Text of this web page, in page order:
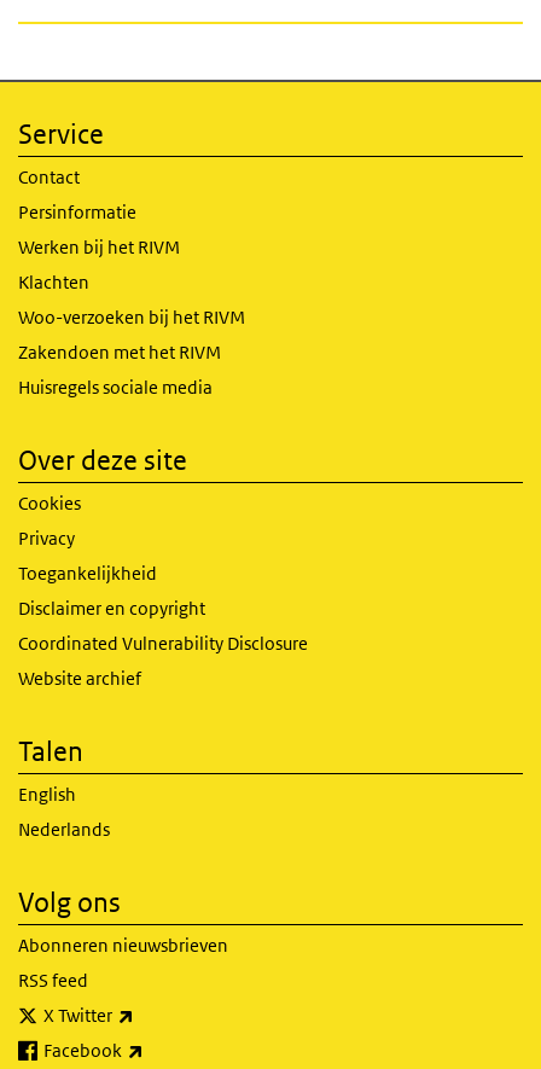
Service
Contact
Persinformatie
Werken bij het RIVM
Klachten
Woo-verzoeken bij het RIVM
Zakendoen met het RIVM
Huisregels sociale media
Over deze site
Cookies
Privacy
Toegankelijkheid
Disclaimer en copyright
Coordinated Vulnerability Disclosure
Website archief
Talen
English
Nederlands
Volg ons
Abonneren nieuwsbrieven
RSS feed
X Twitter
Facebook